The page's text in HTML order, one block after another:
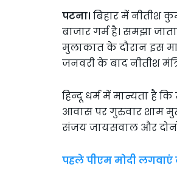
पटना। बिहार में नीतीश
बाजार गर्म है। समझा
मुलाकात के दौरान इस
जनवरी के बाद नीतीश
हिन्दू धर्म में मान्यता है
आवास पर गुरुवार शाम
संजय जायसवाल और दोनों
पहले पीएम मोदी लगवाएं